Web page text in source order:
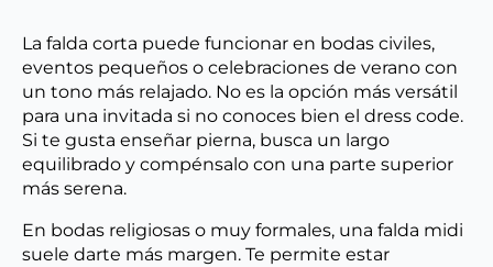
La falda corta puede funcionar en bodas civiles,
eventos pequeños o celebraciones de verano con
un tono más relajado. No es la opción más versátil
para una invitada si no conoces bien el dress code.
Si te gusta enseñar pierna, busca un largo
equilibrado y compénsalo con una parte superior
más serena.
En bodas religiosas o muy formales, una falda midi
suele darte más margen. Te permite estar